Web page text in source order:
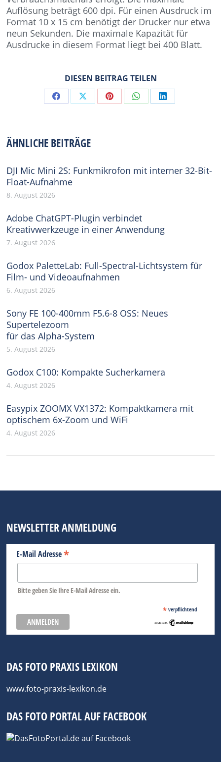
Auflösung beträgt 600 dpi. Für einen Ausdruck im
Format 10 x 15 cm benötigt der Drucker nur etwa
neun Sekunden. Die maximale Kapazität für
Ausdrucke in diesem Format liegt bei 400 Blatt.
DIESEN BEITRAG TEILEN
Share Share Share Share Share
ÄHNLICHE BEITRÄGE
DJI Mic Mini 2S: Funkmikrofon mit interner 32-Bit-
Float-Aufnahme
8. August 2026
Adobe ChatGPT-Plugin verbindet
Kreativwerkzeuge in einer Anwendung
7. August 2026
Godox PaletteLab: Full-Spectral-Lichtsystem für
Film- und Videoaufnahmen
6. August 2026
Sony FE 100-400mm F5.6-8 OSS: Neues
Supertelezoom
für das Alpha-System
5. August 2026
Godox C100: Kompakte Sucherkamera
4. August 2026
Easypix ZOOMX VX1372: Kompaktkamera mit
optischem 6x-Zoom und WiFi
4. August 2026
NEWSLETTER ANMELDUNG
E-Mail Adresse*
Bitte geben Sie Ihre E-Mail Adresse ein.
* verpflichtend
DAS FOTO PRAXIS LEXIKON
www.foto-praxis-lexikon.de
DAS FOTO PORTAL AUF FACEBOOK